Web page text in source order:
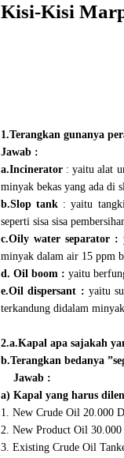
Kisi-Kisi
1.Terangkan gunanya
Jawab :
a.Incinerator : yaitu alat
minyak bekas yang ada di
b.Slop tank : yaitu
seperti sisa sisa
c.Oily water separator :
minyak dalam air 15 ppm
d. Oil boom : yaitu
e.Oil dispersant : yaitu
terkandung didalam
2.a.Kapal apa sajakah
b.Terangkan bedanya
Jawab :
a) Kapal yang harus
1. New Crude Oil 20.000
2. New Product Oil
3. Existing Crude Oil